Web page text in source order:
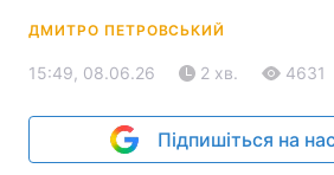
ДМИТРО ПЕТРОВСЬКИЙ
15:49, 08.06.26 2 хв. 4631
Підпишіться на